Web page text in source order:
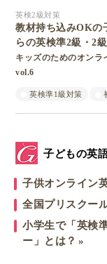
英検2級対策
教材持ち込みOKの
らの英検準2級・2
キッズのためのオン
vol.6
英検準1級対策
子どもの英
子供オンライン
全国プリスクー
小学生で「英検
ー」とは？